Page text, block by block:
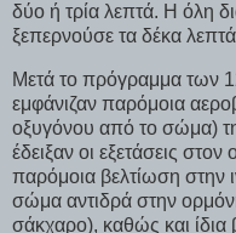
δύο ή τρία λεπτά. Η όλη
ξεπερνούσε τα δέκα λεπτά
Μετά το πρόγραμμα των
εμφάνιζαν παρόμοια
οξυγόνου από το σώμα)
έδειξαν οι εξετάσεις
παρόμοια βελτίωση στην
σώμα αντιδρά στην
σάκχαρο), καθώς και ίδια